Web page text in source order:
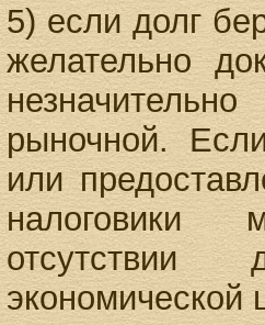
5) если долг
желательно
рыночной.
или
налоговики
экономической